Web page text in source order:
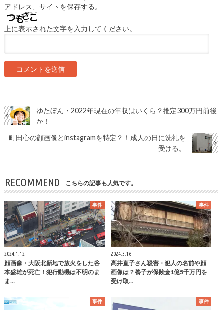
アドレス、サイトを保存する。
上に表示された文字を入力してください。
ゆたぼん・2022年現在の年収はいくら？推定300万円前後
か！
町田心の顔画像とinstagramを特定？！成人の日に洗礼を
受ける。
RECOMMEND こちらの記事も人気です。
事件
2024.1.12
顔画像・大阪北新地で放火をした谷
本盛雄が死亡！犯行動機は不明のま
ま…
事件
2024.3.16
高井直子さん殺害・犯人の名前や顔
画像は？養子が保険金1億5千万円を
受け取…
事件 事件